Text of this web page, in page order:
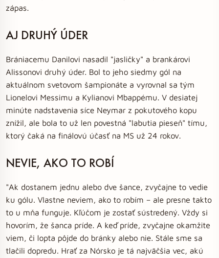
zápas.
AJ DRUHÝ ÚDER
Brániacemu Danilovi nasadil "jasličky" a brankárovi
Alissonovi druhý úder. Bol to jeho siedmy gól na
aktuálnom svetovom šampionáte a vyrovnal sa tým
Lionelovi Messimu a Kylianovi Mbappému. V desiatej
minúte nadstavenia síce Neymar z pokutového kopu
znížil, ale bola to už len povestná "labutia pieseň" tímu,
ktorý čaká na finálovú účasť na MS už 24 rokov.
NEVIE, AKO TO ROBÍ
"Ak dostanem jednu alebo dve šance, zvyčajne to vedie
ku gólu. Vlastne neviem, ako to robím – ale presne takto
to u mňa funguje. Kľúčom je zostať sústredený. ​​Vždy si
hovorím, že šanca príde. A keď príde, zvyčajne okamžite
viem, či lopta pôjde do bránky alebo nie. Stále sme sa
tlačili dopredu. Hrať za Nórsko je tá najväčšia vec, akú